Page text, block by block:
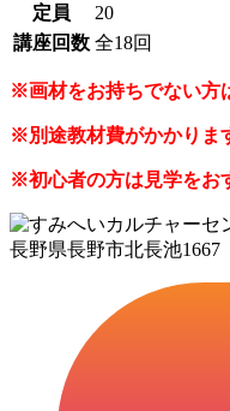
定員
20
講座回数 全18回
※画材をお持ちでない方
※別途教材費がかかりま
※初心者の方は見学をお
長野県長野市北長池1667